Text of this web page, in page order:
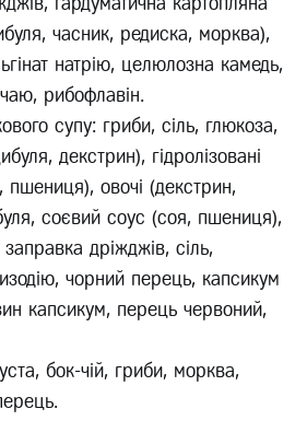
часник, редиска, морква),
натрію, целюлозна камедь,
рибофлавін.
супу: гриби, сіль, глюкоза,
декстрин), гідролізовані
пшениця), овочі (декстрин,
соєвий соус (соя, пшениця),
дріжджів, сіль,
чорний перець, капсикум
капсикум, перець червоний,
бок-чій, гриби, морква,